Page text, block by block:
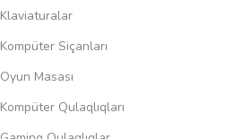
Klaviaturalar
Kompüter Siçanları
Oyun Masası
Kompüter Qulaqlıqları